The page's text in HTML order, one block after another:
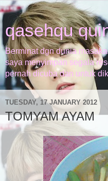
qasehqu
Berminat dgn dunia
saya menyimpan segala
pernah dicuba dan untuk
TUESDAY, 17 JANUARY 2012
TOMYAM AYAM